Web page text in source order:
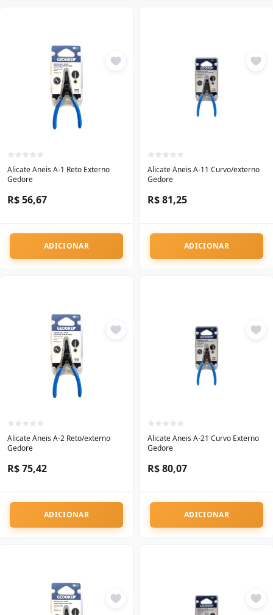
Alicate Aneis A-1 Reto Externo
Gedore
R$ 56,67
ADICIONAR
Alicate Aneis A-11 Curvo/externo
Gedore
R$ 81,25
ADICIONAR
Alicate Aneis A-2 Reto/externo
Gedore
R$ 75,42
ADICIONAR
Alicate Aneis A-21 Curvo Externo
Gedore
R$ 80,07
ADICIONAR